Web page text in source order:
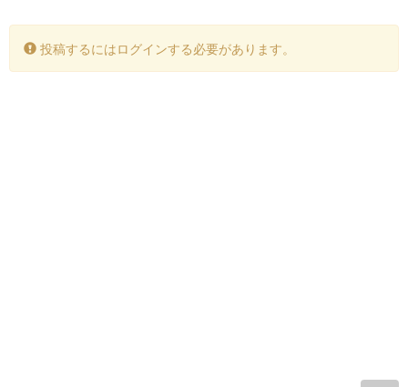
投稿するにはログインする必要があります。